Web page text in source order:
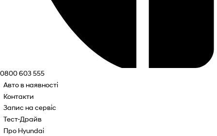
0800 603 555
Авто в наявності
Контакти
Запис на сервіс
Тест-Драйв
Про Hyundai